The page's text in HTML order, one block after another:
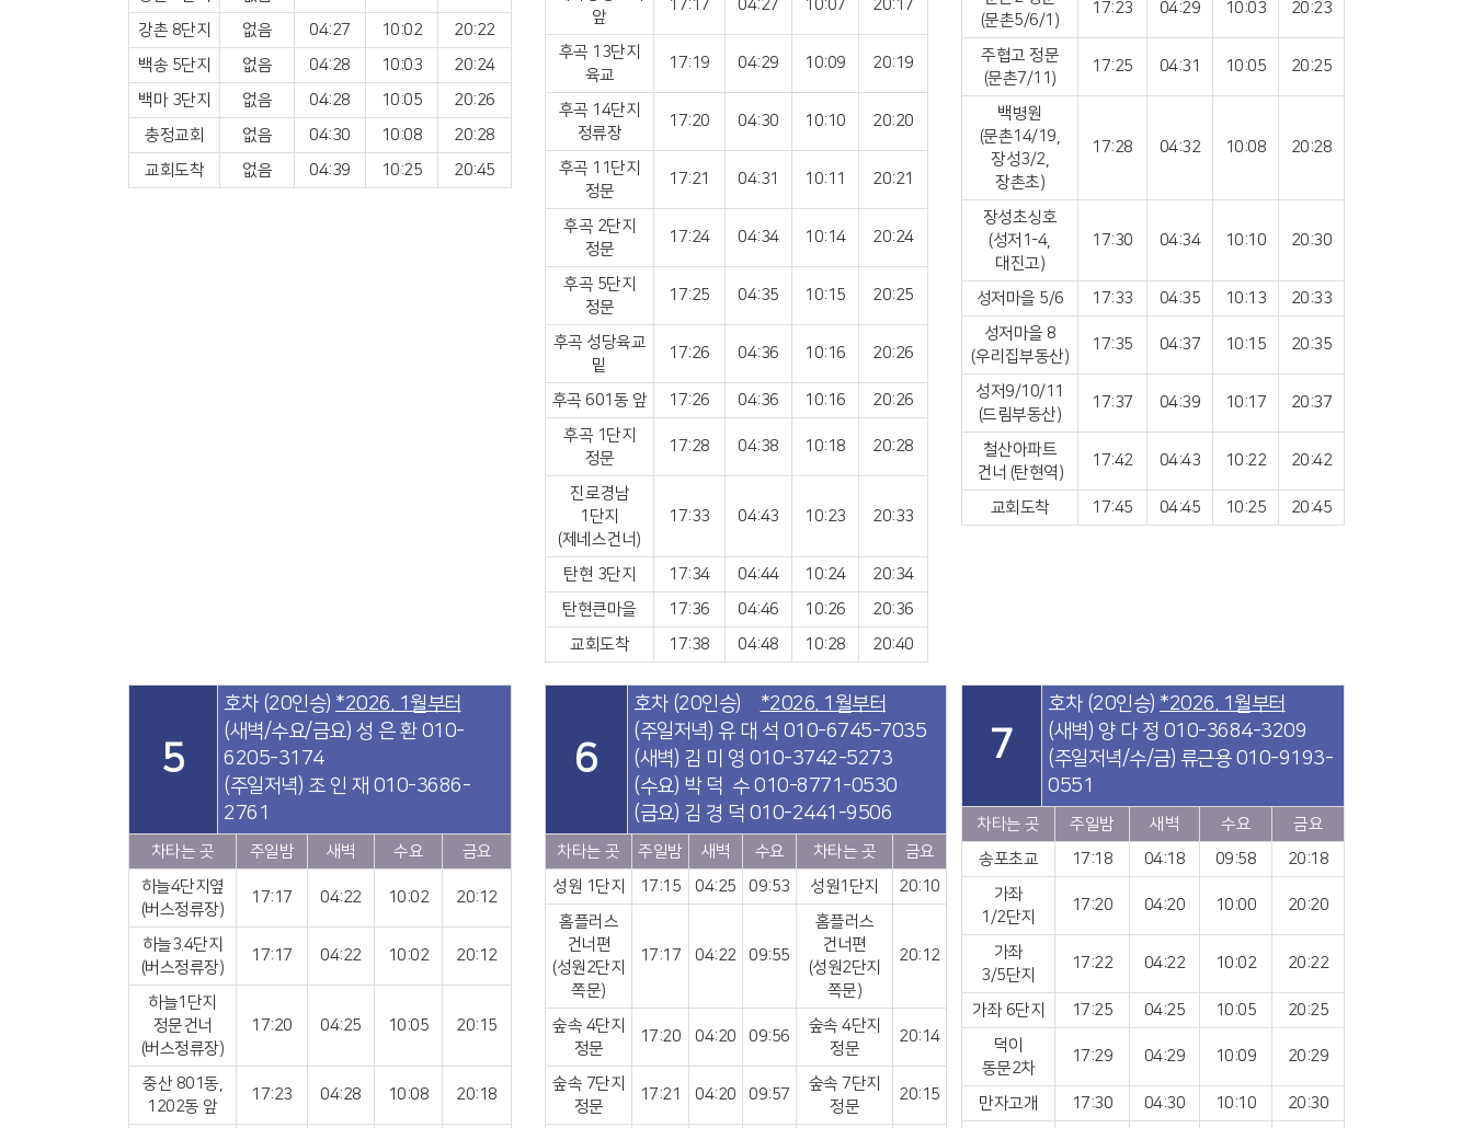
강촌 8단지
없음 04:27 10:02
20:22
백송 5단지
없음 04:28 10:03
20:24
백마 3단지
없음 04:28 10:05
20:26
충정교회
없음 04:30 10:08
20:28
교회도착
없음 04:39 10:25 20:45
앞
17:17 04:27 10:07 20:17
후곡 13단지
육교
17:19 04:29 10:09 20:19
후곡 14단지
정류장
17:20 04:30 10:10 20:20
후곡 11단지
정문
17:21 04:31 10:11 20:21
후곡 2단지
정문
17:24 04:34 10:14 20:24
후곡 5단지
정문
17:25 04:35 10:15 20:25
후곡 성당육교
밑
17:26 04:36 10:16 20:26
후곡 601동 앞 17:26 04:36 10:16
20:26
후곡 1단지
정문
17:28 04:38 10:18 20:28
진로경남
1단지
(제네스건너)
17:33 04:43 10:23 20:33
탄현 3단지 17:34 04:44 10:24
20:34
탄현큰마을
17:36 04:46 10:26
20:36
교회도착
17:38 04:48 10:28 20:40
(문촌5/6/1)
17:23 04:29 10:03 20:23
주협고 정문
(문촌7/11)
17:25 04:31 10:05 20:25
백병원
(문촌14/19,
장성3/2,
장촌초)
17:28 04:32 10:08 20:28
장성초싱호
(성저1-4,
대진고)
17:30 04:34 10:10 20:30
성저마을 5/6 17:33 04:35 10:13
20:33
성저마을 8
(우리집부동산)
17:35 04:37 10:15 20:35
성저9/10/11
(드림부동산)
17:37 04:39 10:17 20:37
철산아파트
건너 (탄현역)
17:42 04:43 10:22 20:42
교회도착 17:45 04:45 10:25 20:45
5
호차 (20인승) *2026. 1월부터
(새벽/수요/금요) 성 은 환 010-
6205-3174
(주일저녁) 조 인 재 010-3686-
2761
차타는 곳 주일밤 새벽 수요
금요
하늘4단지옆
(버스정류장)
17:17 04:22 10:02 20:12
하늘3.4단지
(버스정류장)
17:17 04:22 10:02 20:12
하늘1단지
정문건너
(버스정류장)
17:20 04:25 10:05 20:15
중산 801동,
1202동 앞
17:23 04:28 10:08 20:18
6
호차 (20인승) *2026. 1월부터
(주일저녁) 유 대 석 010-6745-7035
(새벽) 김 미 영 010-3742-5273
(수요) 박 덕 수 010-8771-0530
(금요) 김 경 덕 010-2441-9506
차타는 곳 주일밤 새벽 수요 차타는 곳
금요
성원 1단지
17:15 04:25 09:53 성원1단지
20:10
홈플러스
건너편
(성원2단지
쪽문)
17:17 04:22 09:55
홈플러스
건너편
(성원2단지
쪽문)
20:12
숲속 4단지
정문
17:20 04:20 09:56
숲속 4단지
정문
20:14
숲속 7단지
정문
17:21 04:20 09:57
숲속 7단지
정문
20:15
7
호차 (20인승) *2026. 1월부터
(새벽) 양 다 정 010-3684-3209
(주일저녁/수/금) 류근용 010-9193-
0551
차타는 곳 주일밤 새벽 수요
금요
송포초교
17:18 04:18 09:58
20:18
가좌
1/2단지
17:20 04:20 10:00 20:20
가좌
3/5단지
17:22 04:22 10:02 20:22
가좌 6단지 17:25 04:25 10:05
20:25
덕이
동문2차
17:29 04:29 10:09 20:29
만자고개 17:30 04:30 10:10
20:30